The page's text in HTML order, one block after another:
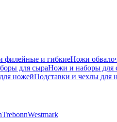
филейные и гибкиеНожи
для сыраНожи и наборы для
ножейПодставки и чехлы для
TrebonnWestmark